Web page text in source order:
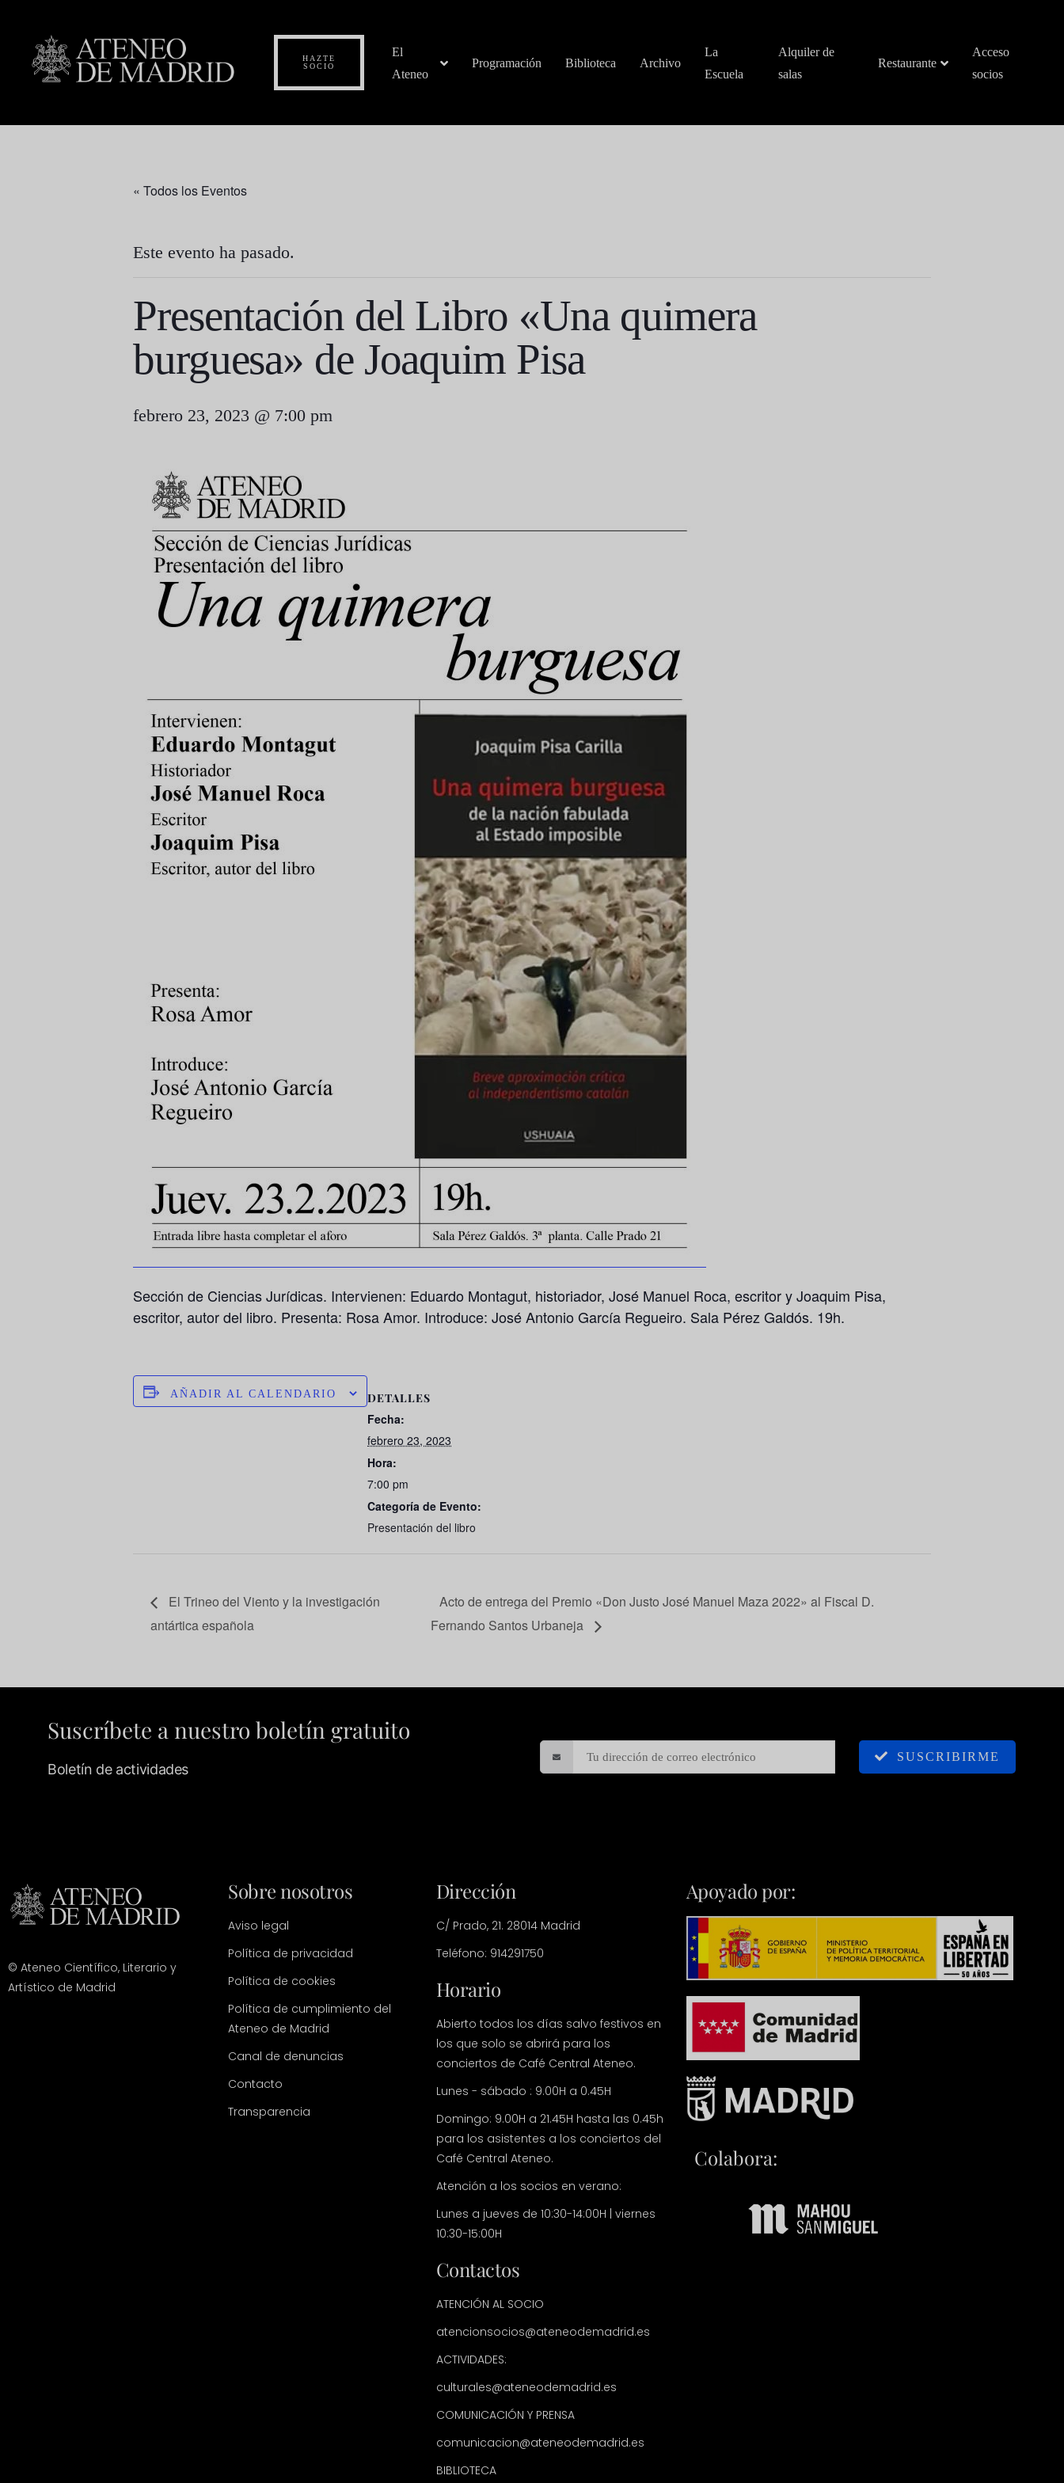
HAZTE
SOCIO
El
Ateneo
Programación Biblioteca Archivo
La
Escuela
Alquiler de
salas
Restaurante
Acceso
socios
« Todos los Eventos
Este evento ha pasado.
Presentación del Libro «Una quimera
burguesa» de Joaquim Pisa
febrero 23, 2023 @ 7:00 pm
Sección de Ciencias Jurídicas. Intervienen: Eduardo Montagut, historiador, José Manuel Roca, escritor y Joaquim Pisa,
escritor, autor del libro. Presenta: Rosa Amor. Introduce: José Antonio García Regueiro. Sala Pérez Galdós. 19h.
AÑADIR AL CALENDARIO DETALLES
Fecha:
febrero 23, 2023
Hora:
7:00 pm
Categoría de Evento:
Presentación del libro
El Trineo del Viento y la investigación
antártica española
Acto de entrega del Premio «Don Justo José Manuel Maza 2022» al Fiscal D.
Fernando Santos Urbaneja
Suscríbete a nuestro boletín gratuito
Boletín de actividades
SUSCRIBIRME
© Ateneo Científico, Literario y
Artístico de Madrid
Sobre nosotros
Aviso legal
Política de privacidad
Política de cookies
Política de cumplimiento del
Ateneo de Madrid
Canal de denuncias
Contacto
Transparencia
Dirección
C/ Prado, 21. 28014 Madrid
Teléfono: 914291750
Horario
Abierto todos los días salvo festivos en
los que solo se abrirá para los
conciertos de Café Central Ateneo.
Lunes - sábado : 9.00H a 0.45H
Domingo: 9.00H a 21.45H hasta las 0.45h
para los asistentes a los conciertos del
Café Central Ateneo.
Atención a los socios en verano:
Lunes a jueves de 10:30-14:00H | viernes
10:30-15:00H
Contactos
ATENCIÓN AL SOCIO
atencionsocios@ateneodemadrid.es
ACTIVIDADES:
culturales@ateneodemadrid.es
COMUNICACIÓN Y PRENSA
comunicacion@ateneodemadrid.es
BIBLIOTECA
Apoyado por:
Colabora: